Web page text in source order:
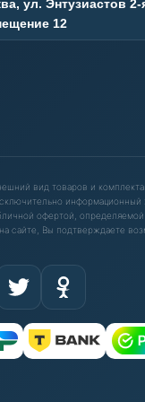
ул. Энтузиастов
12
вид товаров и
информационный
офертой,
сайте, Вы подтверждаете